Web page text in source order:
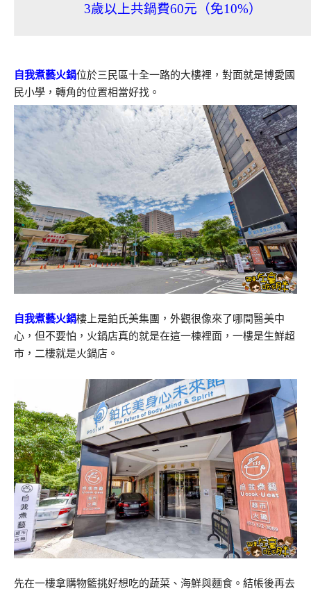
3歲以上共鍋費60元（免10%）
自我煮藝火鍋位於三民區十全一路的大樓裡，對面就是博愛國
民小學，轉角的位置相當好找。
自我煮藝火鍋樓上是鉑氏美集團，外觀很像來了哪間醫美中
心，但不要怕，火鍋店真的就是在這一棟裡面，一樓是生鮮超
市，二樓就是火鍋店。
先在一樓拿購物籃挑好想吃的蔬菜、海鮮與麵食。結帳後再去